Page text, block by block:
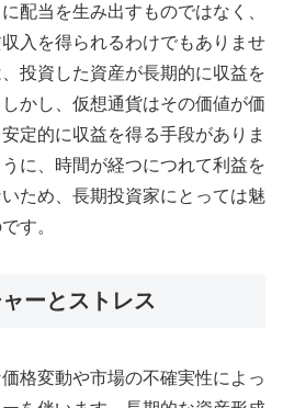
配当を生み出すものではなく、
入を得られるわけでもありませ
投資した資産が長期的に収益を
かし、仮想通貨はその価値が価
定的に収益を得る手段がありま
に、時間が経つにつれて利益を
ため、長期投資家にとっては魅
す。
ーとストレス
格変動や市場の不確実性によっ